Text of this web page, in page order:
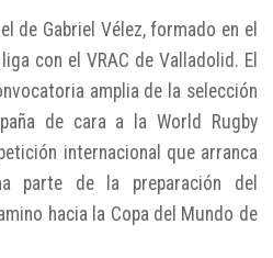
de Gabriel Vélez, formado en el
con el VRAC de Valladolid. El
amplia de la selección
de cara a la World Rugby
internacional que arranca
parte de la preparación del
hacia la Copa del Mundo de